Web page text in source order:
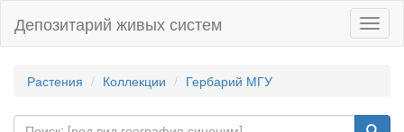
Депозитарий живых систем
Растения Коллекции Гербарий МГУ